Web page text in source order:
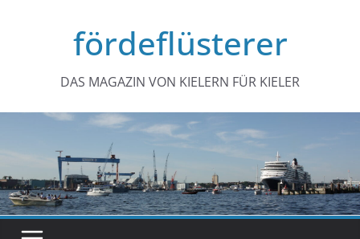
fördeflüsterer
DAS MAGAZIN VON KIELERN FÜR KIELER